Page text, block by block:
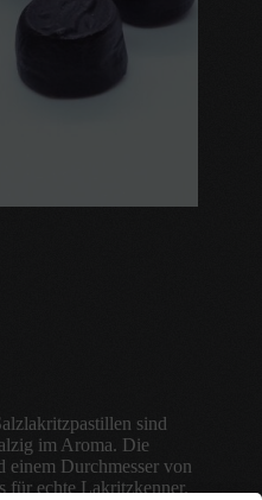
sind
im Aroma. Die
Durchmesser von
für echte Lakritzkenner.